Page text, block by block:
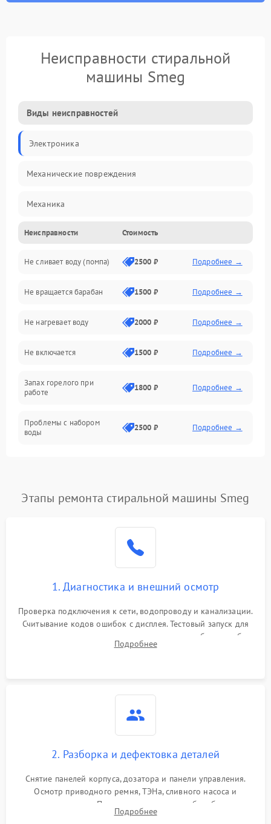
Неисправности стиральной
машины Smeg
Виды неисправностей
Электроника
Механические повреждения
Механика
Электропитание
Водоснабжение
Слив
Программное обеспечение
Неисправности Стоимость
Не сливает воду (помпа) 2500 ₽ Подробнее →
Не вращается барабан 1500 ₽ Подробнее →
Не нагревает воду 2000 ₽ Подробнее →
Не включается 1500 ₽ Подробнее →
Запах горелого при
работе
1800 ₽ Подробнее →
Проблемы с набором
воды
2500 ₽ Подробнее →
Замена платы управления Подробнее →
Этапы ремонта стиральной машины Smeg
1. Диагностика и внешний осмотр
Проверка подключения к сети, водопроводу и канализации.
Считывание кодов ошибок с дисплея. Тестовый запуск для
выявления посторонних шумов, протечек или сбоев в работе
электронного модуля управления.
Подробнее
2. Разборка и дефектовка деталей
Снятие панелей корпуса, дозатора и панели управления.
Осмотр приводного ремня, ТЭНа, сливного насоса и
амортизаторов. Проверка подшипников барабана и
крестовины на износ, а манжеты люка на разрывы.
Подробнее